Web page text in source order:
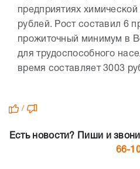
предприятиях
рублей. Рост составил 6
прожиточный минимум в
для трудоспособного
время составляет 3003
/
Есть новости? Пиши и
66-